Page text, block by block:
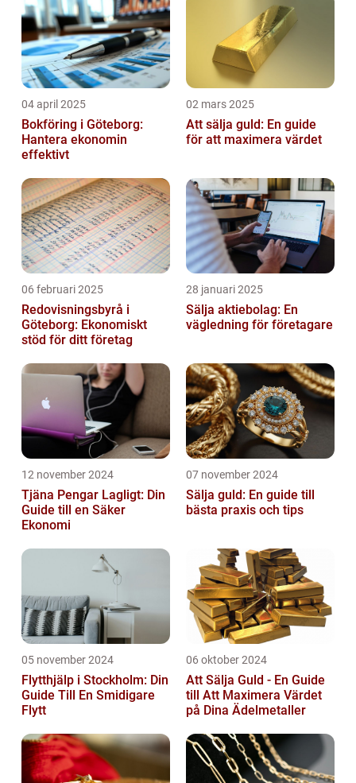
04 april 2025
Bokföring i Göteborg:
Hantera ekonomin
effektivt
02 mars 2025
Att sälja guld: En guide
för att maximera värdet
06 februari 2025
Redovisningsbyrå i
Göteborg: Ekonomiskt
stöd för ditt företag
28 januari 2025
Sälja aktiebolag: En
vägledning för företagare
12 november 2024
Tjäna Pengar Lagligt: Din
Guide till en Säker
Ekonomi
07 november 2024
Sälja guld: En guide till
bästa praxis och tips
05 november 2024
Flytthjälp i Stockholm: Din
Guide Till En Smidigare
Flytt
06 oktober 2024
Att Sälja Guld - En Guide
till Att Maximera Värdet
på Dina Ädelmetaller